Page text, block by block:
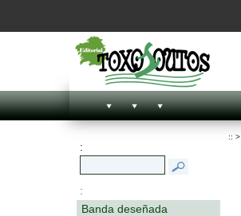
:
:
Banda deseñada
:: >